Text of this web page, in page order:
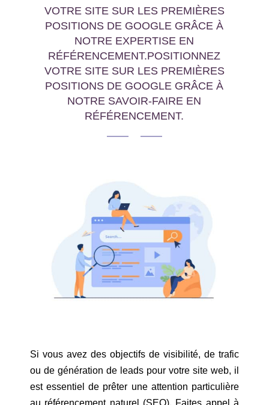
VOTRE SITE SUR LES PREMIÈRES
POSITIONS DE GOOGLE GRÂCE À
NOTRE EXPERTISE EN
RÉFÉRENCEMENT.POSITIONNEZ
VOTRE SITE SUR LES PREMIÈRES
POSITIONS DE GOOGLE GRÂCE À
NOTRE SAVOIR-FAIRE EN
RÉFÉRENCEMENT.
Si vous avez des objectifs de visibilité, de trafic
ou de génération de leads pour votre site web, il
est essentiel de prêter une attention particulière
au référencement naturel (SEO). Faites appel à